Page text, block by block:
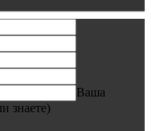
Ваша
знаете)